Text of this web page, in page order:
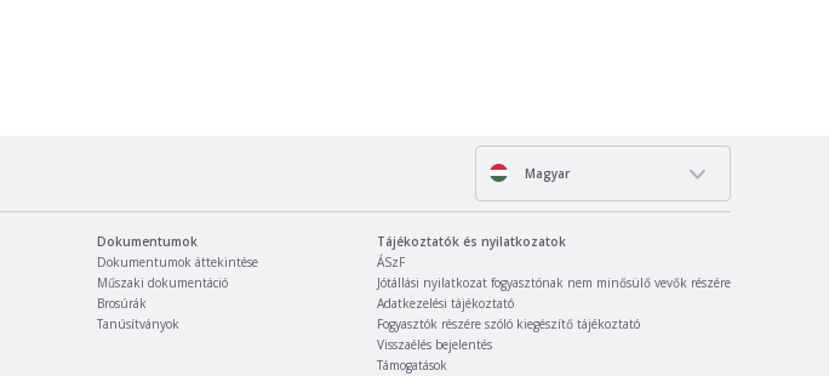
Magyar
Dokumentumok
Dokumentumok áttekintése
Műszaki dokumentáció
Brosúrák
Tanúsítványok
Tájékoztatók és nyilatkozatok
ÁSzF
Jótállási nyilatkozat fogyasztónak nem minősülő vevők részére
Adatkezelési tájékoztató
Fogyasztók részére szóló kiegészítő tájékoztató
Visszaélés bejelentés
Támogatások